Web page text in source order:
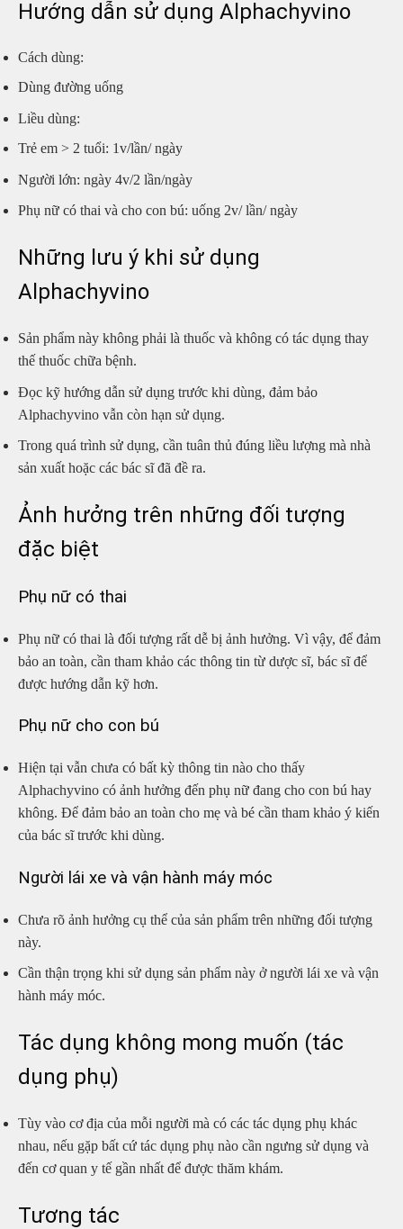
Hướng dẫn sử dụng Alphachyvino
Cách dùng:
Dùng đường uống
Liều dùng:
Trẻ em > 2 tuổi: 1v/lần/ ngày
Người lớn: ngày 4v/2 lần/ngày
Phụ nữ có thai và cho con bú: uống 2v/ lần/ ngày
Những lưu ý khi sử dụng
Alphachyvino
Sản phẩm này không phải là thuốc và không có tác dụng thay
thế thuốc chữa bệnh.
Đọc kỹ hướng dẫn sử dụng trước khi dùng, đảm bảo
Alphachyvino vẫn còn hạn sử dụng.
Trong quá trình sử dụng, cần tuân thủ đúng liều lượng mà nhà
sản xuất hoặc các bác sĩ đã đề ra.
Ảnh hưởng trên những đối tượng
đặc biệt
Phụ nữ có thai
Phụ nữ có thai là đối tượng rất dễ bị ảnh hưởng. Vì vậy, để đảm
bảo an toàn, cần tham khảo các thông tin từ dược sĩ, bác sĩ để
được hướng dẫn kỹ hơn.
Phụ nữ cho con bú
Hiện tại vẫn chưa có bất kỳ thông tin nào cho thấy
Alphachyvino có ảnh hưởng đến phụ nữ đang cho con bú hay
không. Để đảm bảo an toàn cho mẹ và bé cần tham khảo ý kiến
của bác sĩ trước khi dùng.
Người lái xe và vận hành máy móc
Chưa rõ ảnh hưởng cụ thể của sản phẩm trên những đối tượng
này.
Cần thận trọng khi sử dụng sản phẩm này ở người lái xe và vận
hành máy móc.
Tác dụng không mong muốn (tác
dụng phụ)
Tùy vào cơ địa của mỗi người mà có các tác dụng phụ khác
nhau, nếu gặp bất cứ tác dụng phụ nào cần ngưng sử dụng và
đến cơ quan y tế gần nhất để được thăm khám.
Tương tác